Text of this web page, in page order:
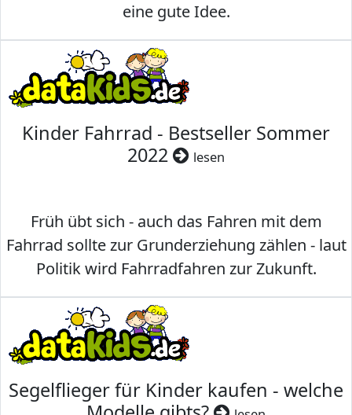
eine gute Idee.
Kinder Fahrrad - Bestseller Sommer
2022
lesen
Früh übt sich - auch das Fahren mit dem
Fahrrad sollte zur Grunderziehung zählen - laut
Politik wird Fahrradfahren zur Zukunft.
Segelflieger für Kinder kaufen - welche